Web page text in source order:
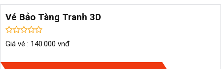
Vé Bảo Tàng Tranh 3D
Giá vé : 140.000 vnđ